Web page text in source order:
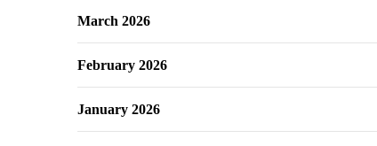
March 2026
February 2026
January 2026